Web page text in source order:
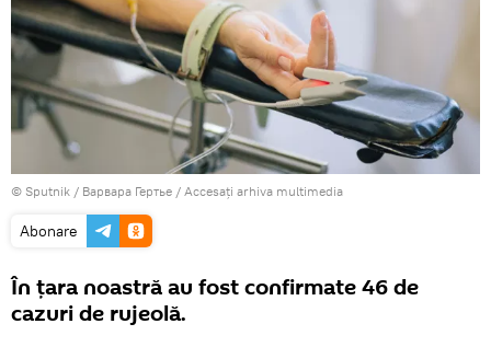
© Sputnik / Варвара Гертье / Accesați arhiva multimedia
Abonare
În țara noastră au fost confirmate 46 de
cazuri de rujeolă.